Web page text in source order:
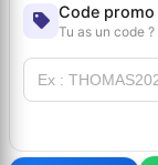
Code promo
Tu as un code